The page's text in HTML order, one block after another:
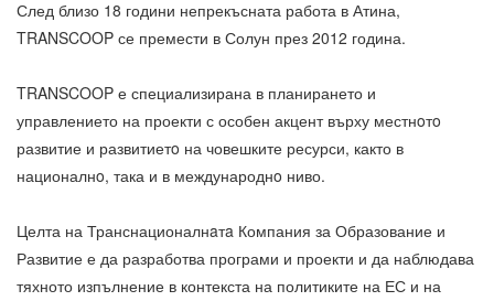
След близо 18 години непрекъсната работа в Атина,
TRANSCOOP се премести в Солун през 2012 година.
TRANSCOOP е специализирана в планирането и
управлението на проекти с особен акцент върху местнoтo
развитие и развитиетo на човешките ресурси, както в
националнo, така и в международнo ниво.
Целта на Транснационалнaтa Компания за Образование и
Развитие е да разработва програми и проекти и да наблюдава
тяхното изпълнение в контекста на политиките на ЕС и на